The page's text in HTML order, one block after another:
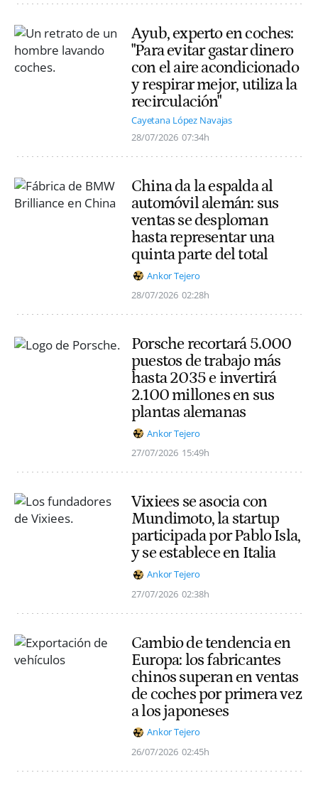
Ayub, experto en coches:
"Para evitar gastar dinero
con el aire acondicionado
y respirar mejor, utiliza la
recirculación"
Cayetana López Navajas
28/07/2026 07:34h
China da la espalda al
automóvil alemán: sus
ventas se desploman
hasta representar una
quinta parte del total
Ankor Tejero
28/07/2026 02:28h
Porsche recortará 5.000
puestos de trabajo más
hasta 2035 e invertirá
2.100 millones en sus
plantas alemanas
Ankor Tejero
27/07/2026 15:49h
Vixiees se asocia con
Mundimoto, la startup
participada por Pablo Isla,
y se establece en Italia
Ankor Tejero
27/07/2026 02:38h
Cambio de tendencia en
Europa: los fabricantes
chinos superan en ventas
de coches por primera vez
a los japoneses
Ankor Tejero
26/07/2026 02:45h